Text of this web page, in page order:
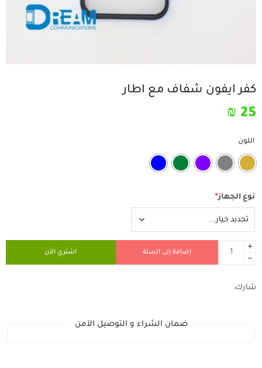
كفر ايفون شفاف مع اطار
25
₪
اللون
نوع الجهاز*
إضافة إلى السلة اشتري الآن
شارك:
ضمان الشراء و التوصيل الآمن